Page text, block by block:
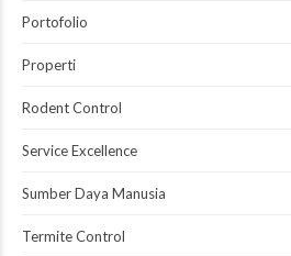
Portofolio
Properti
Rodent Control
Service Excellence
Sumber Daya Manusia
Termite Control